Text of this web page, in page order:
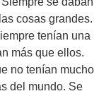
cosas grandes.
tenían una
más que ellos.
no tenían mucho
del mundo. Se